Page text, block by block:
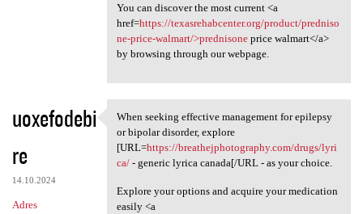
You can discover the most current <a
href=https://texasrehabcenter.org/product/predniso
ne-price-walmart/>prednisoneprice walmart</a>
by browsing through our webpage.
uoxefodebi
re
14.10.2024
Adres
When seeking effective
When seeking effective management for epilepsy
or bipolar disorder, explore
[URL=https://breathejphotography.com/drugs/lyri
ca/- generic lyrica canada[/URL - as your choice.
Explore your options and acquire your medication
easily <a